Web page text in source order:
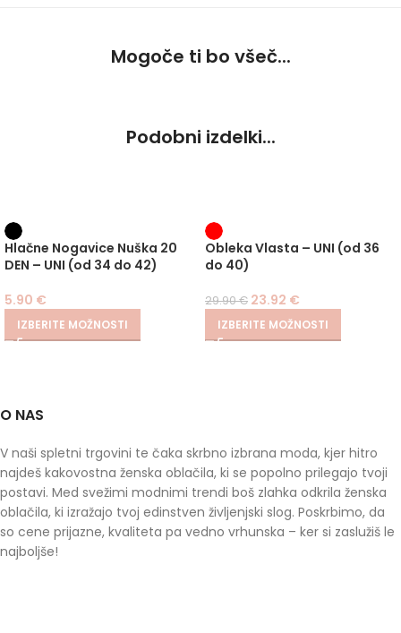
Mogoče ti bo všeč...
Podobni izdelki...
Hlačne Nogavice Nuška 20
DEN – UNI (od 34 do 42)
5.90 €
IZBERITE MOŽNOSTI
-20%
Obleka Vlasta – UNI (od 36
do 40)
29.90€ 23.92 €
IZBERITE MOŽNOSTI
O NAS
V naši spletni trgovini te čaka skrbno izbrana moda, kjer hitro
najdeš kakovostna ženska oblačila, ki se popolno prilegajo tvoji
postavi. Med svežimi modnimi trendi boš zlahka odkrila ženska
oblačila, ki izražajo tvoj edinstven življenjski slog. Poskrbimo, da
so cene prijazne, kvaliteta pa vedno vrhunska – ker si zaslužiš le
najboljše!